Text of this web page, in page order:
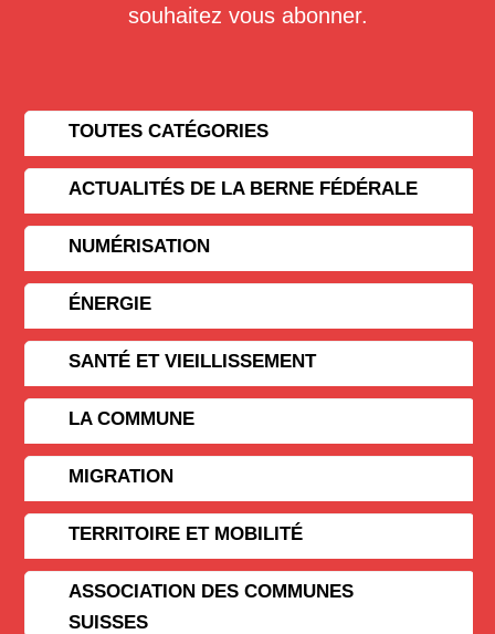
souhaitez vous abonner.
TOUTES CATÉGORIES
ACTUALITÉS DE LA BERNE FÉDÉRALE
NUMÉRISATION
ÉNERGIE
SANTÉ ET VIEILLISSEMENT
LA COMMUNE
MIGRATION
TERRITOIRE ET MOBILITÉ
ASSOCIATION DES COMMUNES
SUISSES